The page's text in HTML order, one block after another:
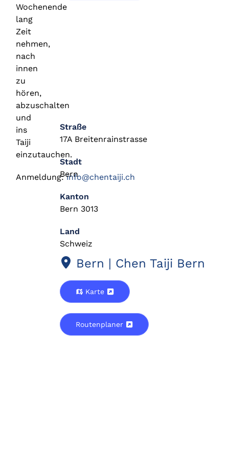
Wochenende
lang
Zeit
nehmen,
nach
innen
zu
hören,
abzuschalten
und
ins
Taiji
einzutauchen.
Anmeldung:info@chentaiji.ch
Straße
17A Breitenrainstrasse
Stadt
Bern
Kanton
Bern 3013
Land
Schweiz
Bern | Chen Taiji Bern
Karte
Routenplaner